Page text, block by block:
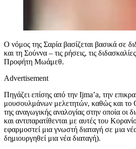
Ο νόμος της Σαρία βασίζεται βασικά σε
και τη Σούννα – τις ρήσεις, τις
Προφήτη Μωάμεθ.
Advertisement
Πηγάζει επίσης από την Ijma’a, την
μουσουλμάνων μελετητών, καθώς και το
της αναγωγικής αναλογίας στην οποία οι
και αντιπαρατίθενται με αυτές του
εφαρμοστεί μια γνωστή διαταγή σε μια
δημιουργηθεί μια νέα διαταγή).